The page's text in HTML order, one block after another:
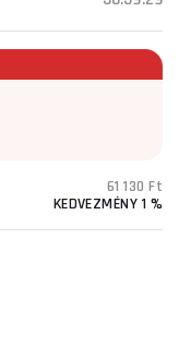
61 130 Ft
KEDVEZMÉNY 1 %